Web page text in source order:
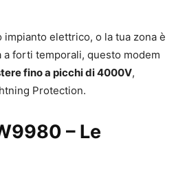
elettrico, o la tua zona è
forti temporali, questo modem
fino a picchi di 4000V,
Protection.
– Le